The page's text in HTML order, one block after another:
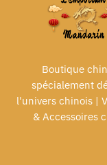
Boutique
spécialement
l'univers chinois |
& Accessoires